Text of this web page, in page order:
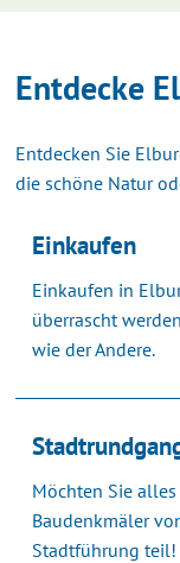
Entdecke
Entdecken Sie
die schöne Natur
Einkaufen
Einkaufen in
überrascht
wie der Andere.
Möchten Sie
Baudenkmäler
Stadtführung teil!